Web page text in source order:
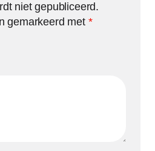
niet gepubliceerd.
gemarkeerd met *